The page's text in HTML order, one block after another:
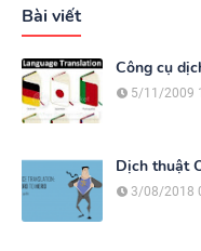
Bài viết
Công cụ
5/11/2009
Dịch thuật
3/08/2018